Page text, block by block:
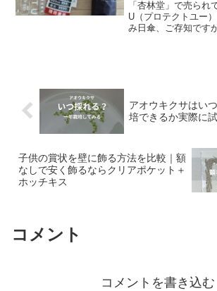
「杏林堂」で売られ
U（プロテクトユー
み日傘、ご存知です
アオウキクサはい
培できるか実際に
子供の賞状を壁に飾る方法を比較｜額
なしで安く飾るならクリアポケット＋
ホッチキス
コメント
コメントを書き込む